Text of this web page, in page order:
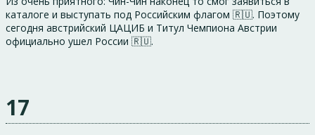
каталоге и выступать под Российским флагом 🇷🇺. Поэтому
сегодня австрийский ЦАЦИБ и Титул Чемпиона Австрии
официально ушел России 🇷🇺.
17